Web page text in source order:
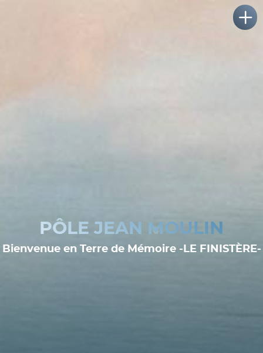
PÔLE JEAN MOULIN
Bienvenue en Terre de Mémoire -LE FINISTÈRE-